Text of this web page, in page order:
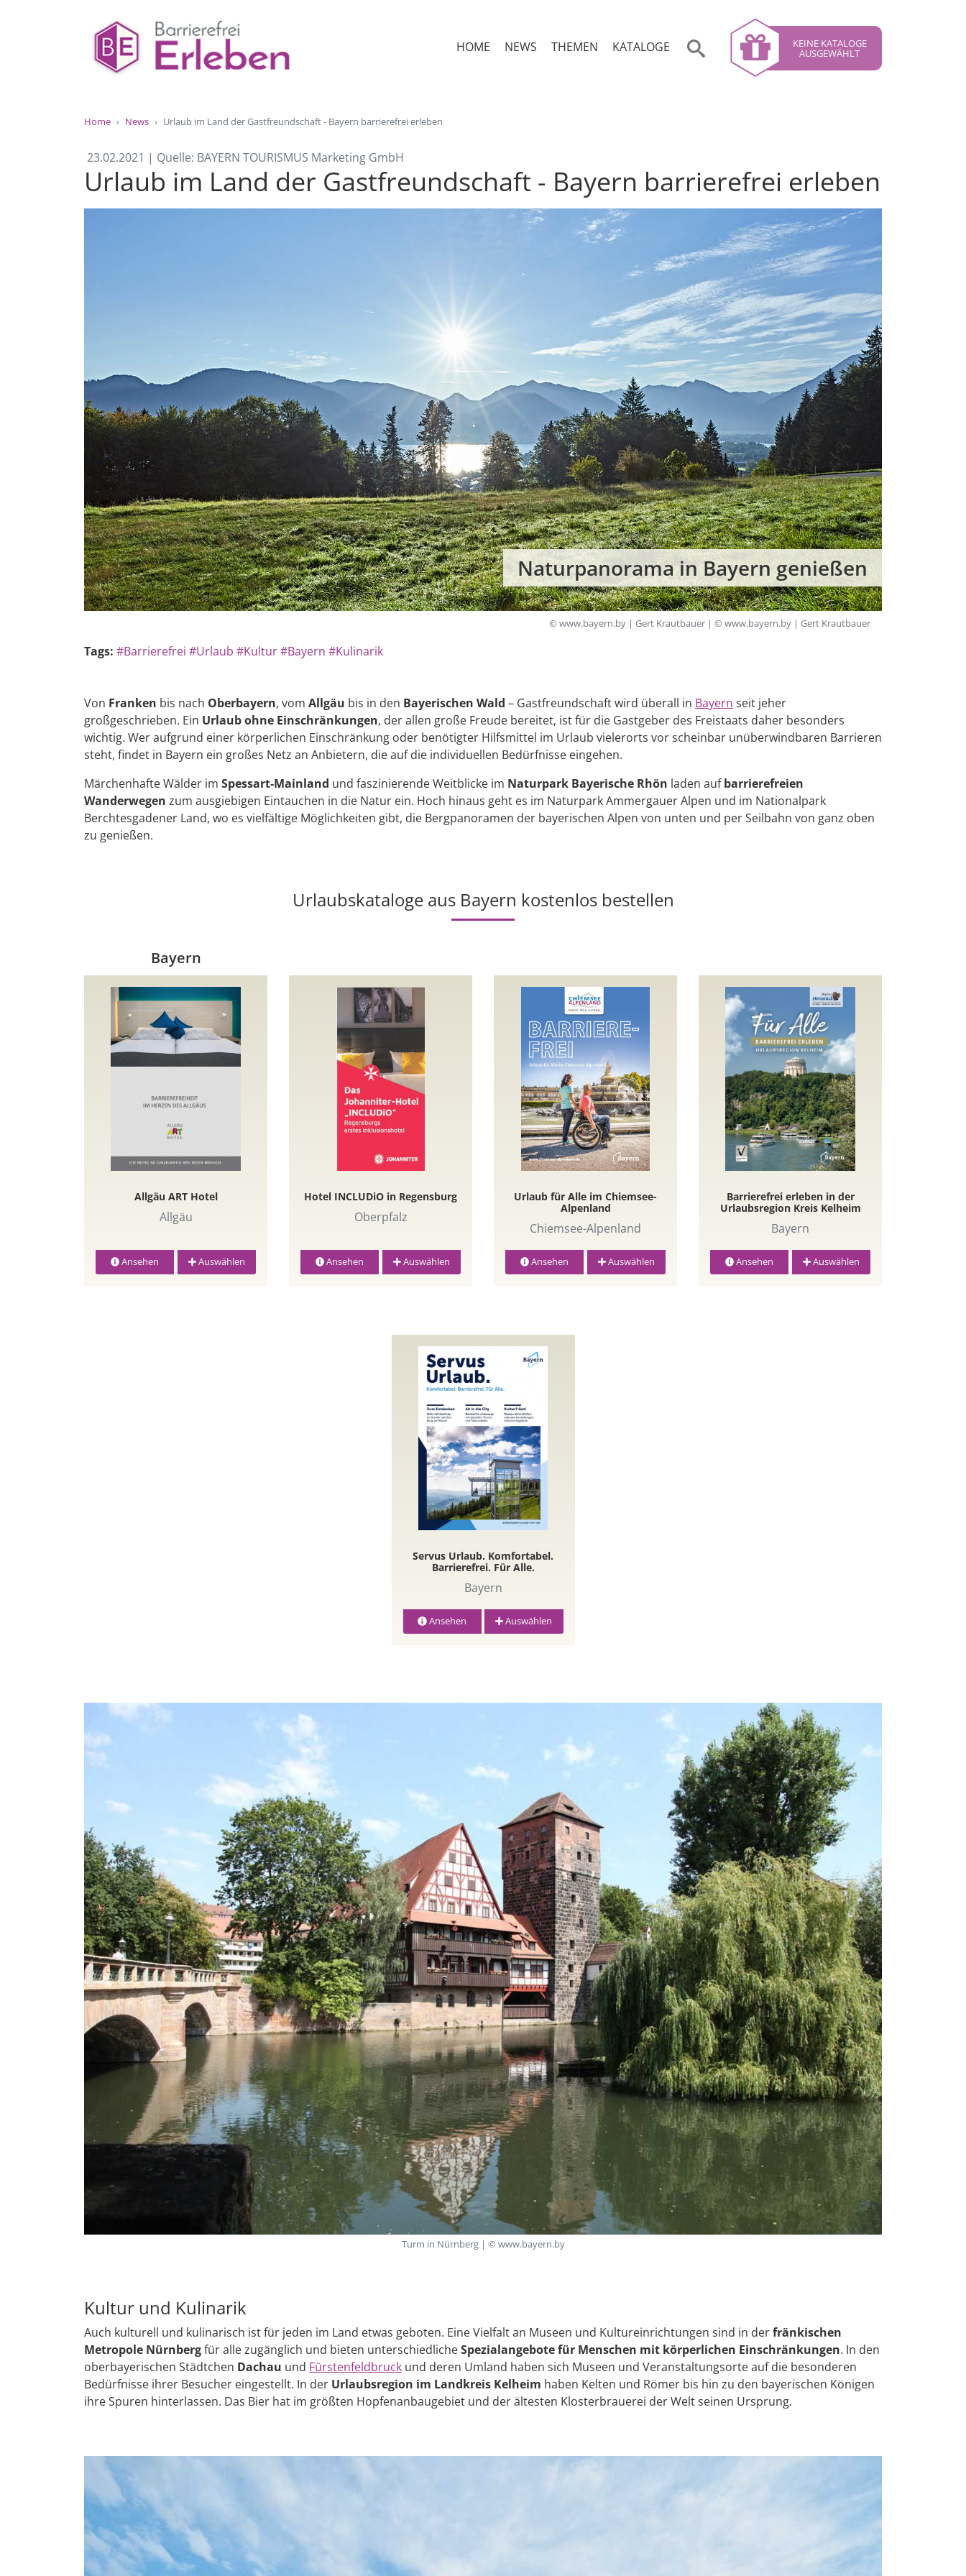
HOME NEWS THEMEN KATALOGE KEINE KATALOGE
AUSGEWÄHLT
Home News Urlaub im Land der Gastfreundschaft - Bayern barrierefrei erleben
23.02.2021 | Quelle: BAYERN TOURISMUS Marketing GmbH
Urlaub im Land der Gastfreundschaft - Bayern barrierefrei erleben
Naturpanorama in Bayern genießen
© www.bayern.by | Gert Krautbauer | © www.bayern.by | Gert Krautbauer
Tags: #Barrierefrei #Urlaub #Kultur#Bayern #Kulinarik
Von Franken bis nach Oberbayern, vom Allgäu bis in den Bayerischen Wald – Gastfreundschaft wird überall in Bayern seit jeher
großgeschrieben. Ein Urlaub ohne Einschränkungen, der allen große Freude bereitet, ist für die Gastgeber des Freistaats daher besonders
wichtig. Wer aufgrund einer körperlichen Einschränkung oder benötigter Hilfsmittel im Urlaub vielerorts vor scheinbar unüberwindbaren Barrieren
steht, findet in Bayern ein großes Netz an Anbietern, die auf die individuellen Bedürfnisse eingehen.
Märchenhafte Wälder im Spessart-Mainland und faszinierende Weitblicke im Naturpark Bayerische Rhön laden aufbarrierefreien
Wanderwegen zum ausgiebigen Eintauchen in die Natur ein. Hoch hinaus geht es im Naturpark Ammergauer Alpen und im Nationalpark
Berchtesgadener Land, wo es vielfältige Möglichkeiten gibt, die Bergpanoramen der bayerischen Alpen von unten und per Seilbahn von ganz oben
zu genießen.
Urlaubskataloge aus Bayern kostenlos bestellen
Bayern
Allgäu ART Hotel
Allgäu
Ansehen Auswählen
Hotel INCLUDiO in Regensburg
Oberpfalz
Ansehen Auswählen
Urlaub für Alle im Chiemsee-
Alpenland
Chiemsee-Alpenland
Ansehen Auswählen
Barrierefrei erleben in der
Urlaubsregion Kreis Kelheim
Bayern
Ansehen Auswählen
Servus Urlaub. Komfortabel.
Barrierefrei. Für Alle.
Bayern
Ansehen Auswählen
Turm in Nürnberg | © www.bayern.by
Kultur und Kulinarik
Auch kulturell und kulinarisch ist für jeden im Land etwas geboten. Eine Vielfalt an Museen und Kultureinrichtungen sind in derfränkischen
Metropole Nürnbergfür alle zugänglich und bieten unterschiedlicheSpezialangebote für Menschen mit körperlichen Einschränkungen. In den
oberbayerischen Städtchen Dachau und Fürstenfeldbruck und deren Umland haben sich Museen und Veranstaltungsorte auf die besonderen
Bedürfnisse ihrer Besucher eingestellt. In der Urlaubsregion im Landkreis Kelheim haben Kelten und Römer bis hin zu den bayerischen Königen
ihre Spuren hinterlassen. Das Bier hat im größten Hopfenanbaugebiet und der ältesten Klosterbrauerei der Welt seinen Ursprung.